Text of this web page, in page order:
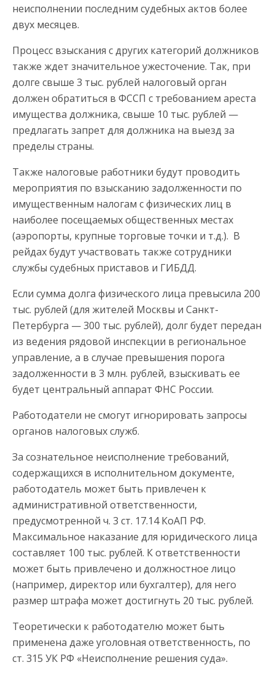
неисполнении последним судебных актов более
двух месяцев.
Процесс взыскания с других категорий должников
также ждет значительное ужесточение. Так, при
долге свыше 3 тыс. рублей налоговый орган
должен обратиться в ФССП с требованием ареста
имущества должника, свыше 10 тыс. рублей —
предлагать запрет для должника на выезд за
пределы страны.
Также налоговые работники будут проводить
мероприятия по взысканию задолженности по
имущественным налогам с физических лиц в
наиболее посещаемых общественных местах
(аэропорты, крупные торговые точки и т.д.). В
рейдах будут участвовать также сотрудники
службы судебных приставов и ГИБДД.
Если сумма долга физического лица превысила 200
тыс. рублей (для жителей Москвы и Санкт-
Петербурга — 300 тыс. рублей), долг будет передан
из ведения рядовой инспекции в региональное
управление, а в случае превышения порога
задолженности в 3 млн. рублей, взыскивать ее
будет центральный аппарат ФНС России.
Работодатели не смогут игнорировать запросы
органов налоговых служб.
За сознательное неисполнение требований,
содержащихся в исполнительном документе,
работодатель может быть привлечен к
административной ответственности,
предусмотренной ч. 3 ст. 17.14 КоАП РФ.
Максимальное наказание для юридического лица
составляет 100 тыс. рублей. К ответственности
может быть привлечено и должностное лицо
(например, директор или бухгалтер), для него
размер штрафа может достигнуть 20 тыс. рублей.
Теоретически к работодателю может быть
применена даже уголовная ответственность, по
ст. 315 УК РФ «Неисполнение решения суда».